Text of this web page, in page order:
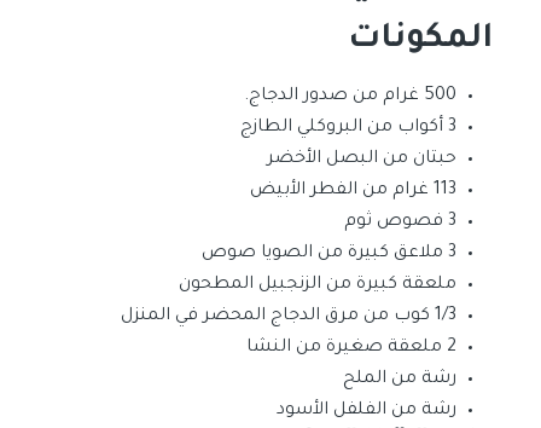
المكونات
500 غرام من صدور الدجاج.
3 أكواب من البروكلي الطازج
حبتان من البصل الأخضر
113 غرام من الفطر الأبيض
3 فصوص ثوم
3 ملاعق كبيرة من الصويا صوص
ملعقة كبيرة من الزنجبيل المطحون
1/3 كوب من مرق الدجاج المحضر في المنزل
2 ملعقة صغيرة من النشا
رشة من الملح
رشة من الفلفل الأسود